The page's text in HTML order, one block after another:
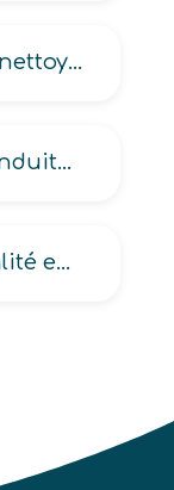
Assistant d’exploitation nettoyage de locaux
Agent commercial de conduite transport en commun
Technicien contrôle-qualité en industrie du bois